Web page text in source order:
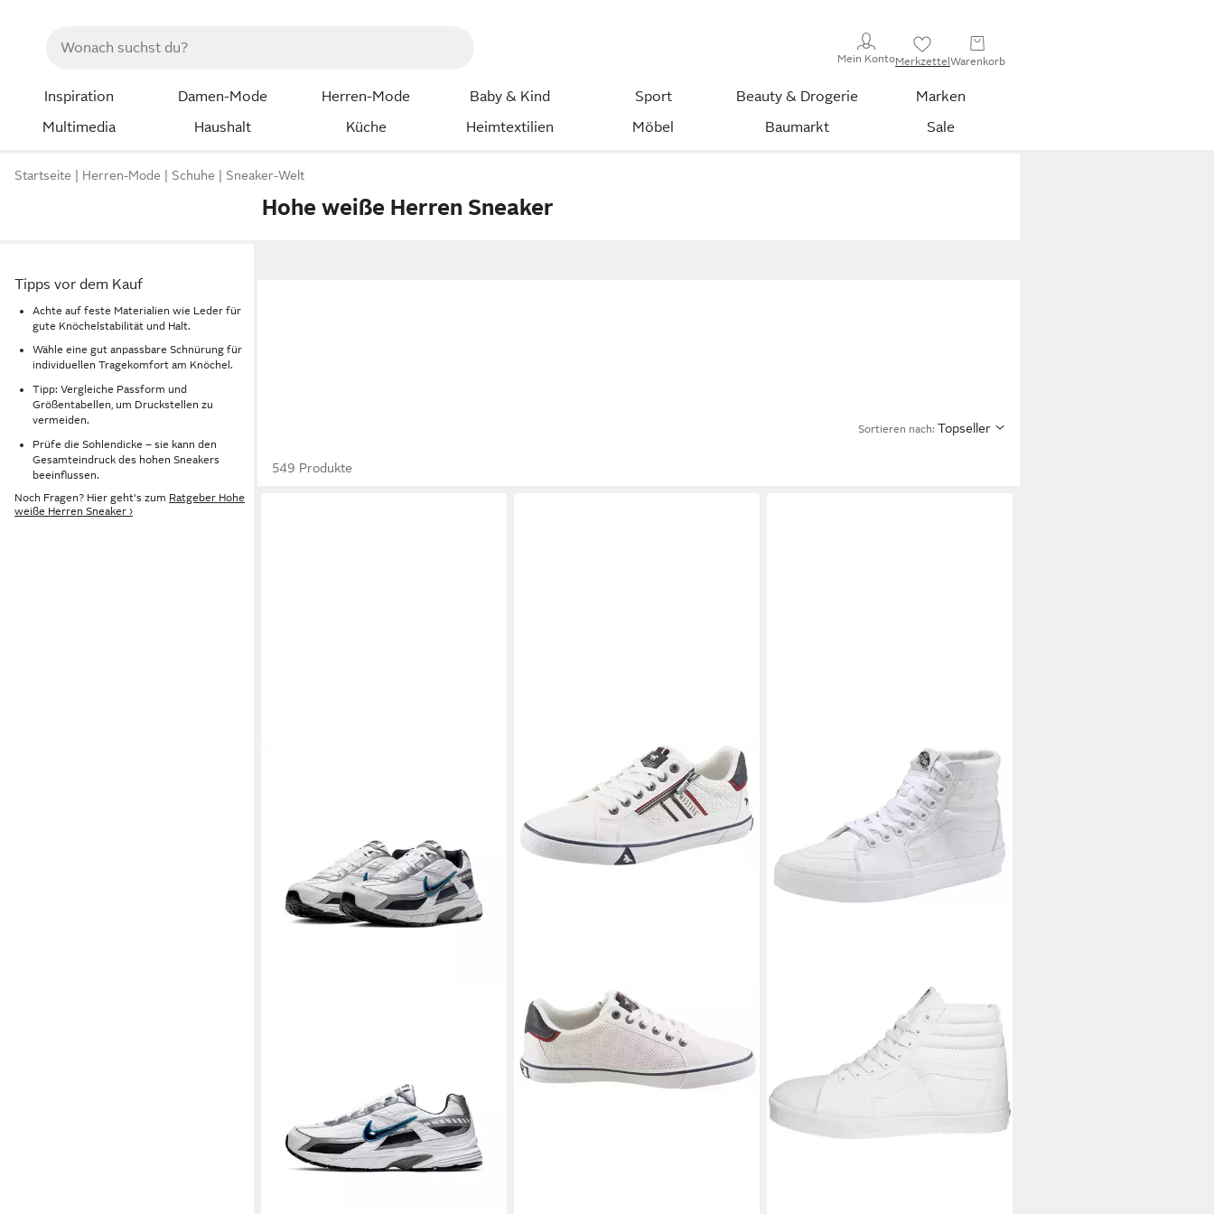
Mein KontoMerkzettelWarenkorb
Inspiration Damen-Mode Herren-Mode Baby & Kind Sport Beauty & Drogerie
Marken
Multimedia
Haushalt Küche Heimtextilien Möbel Baumarkt Sale
Startseite Herren-Mode Schuhe Sneaker-Welt
Hohe weiße Herren Sneaker
Tipps vor dem Kauf
Achte auf feste Materialien wie Leder für
gute Knöchelstabilität und Halt.
Wähle eine gut anpassbare Schnürung für
individuellen Tragekomfort am Knöchel.
Tipp: Vergleiche Passform und
Größentabellen, um Druckstellen zu
vermeiden.
Prüfe die Sohlendicke – sie kann den
Gesamteindruck des hohen Sneakers
beeinflussen.
Noch Fragen? Hier geht's zum Ratgeber Hohe
weiße Herren Sneaker ›
Sortieren nach: Topseller
549 Produkte